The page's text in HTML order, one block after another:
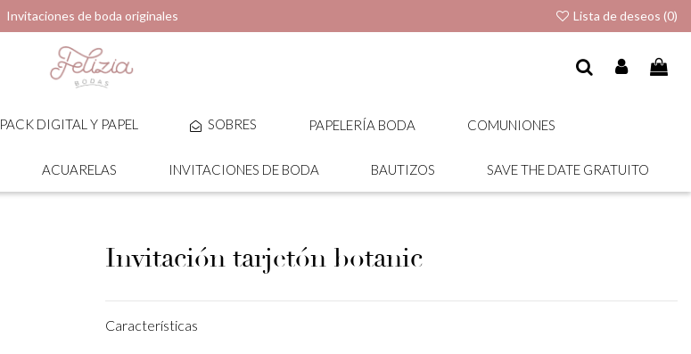
Invitaciones de boda originales Lista de deseos (0)
PACK DIGITAL Y PAPEL SOBRES PAPELERÍA BODA COMUNIONES
ACUARELAS INVITACIONES DE BODA BAUTIZOS SAVE THE DATE GRATUITO
Invitación tarjetón botanic
Características